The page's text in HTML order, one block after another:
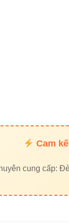
Cam
cung cấp: